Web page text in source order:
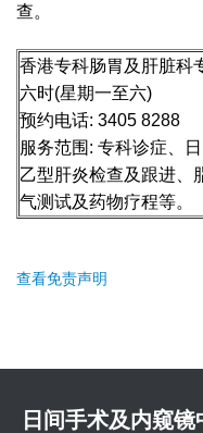
查。
香港专科肠胃及肝脏科
六时(星期一至六)
预约电话: 3405 8288
服务范围: 专科诊症、
乙型肝炎检查及跟进、
气测试及药物疗程等。
查看免责声明
日间手术及内窥镜